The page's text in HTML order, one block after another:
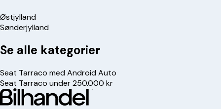
Østjylland
Sønderjylland
Se alle kategorier
Seat Tarraco med Android Auto
Seat Tarraco under 250.000 kr